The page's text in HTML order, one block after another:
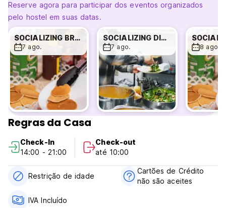
Reserve agora para participar dos eventos organizados
pelo hostel em suas datas.
SOCIALIZING BREAKFAST
7 ago.
SOCIALIZING DINNER!
7 ago. 8 ago.
Regras da Casa
Check-In
14:00 - 21:00
Check-out
até 10:00
Restrição de idade
Cartões de Crédito
não são aceites
IVA Incluído